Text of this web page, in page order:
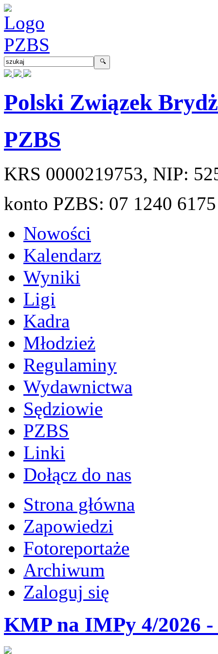
Polski Związek
PZBS
KRS 0000219753, NIP:
konto PZBS: 07 1240
Nowości
Kalendarz
Wyniki
Ligi
Kadra
Młodzież
Regulaminy
Wydawnictwa
Sędziowie
PZBS
Linki
Dołącz do nas
Strona główna
Zapowiedzi
Fotoreportaże
Archiwum
Zaloguj się
KMP na IMPy 4/2026